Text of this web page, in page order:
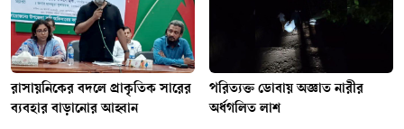
রাসায়নিকের বদলে প্রাকৃতিক সারের
ব্যবহার বাড়ানোর আহ্বান
পরিত্যক্ত ডোবায় অজ্ঞাত নারীর
অর্ধগলিত লাশ